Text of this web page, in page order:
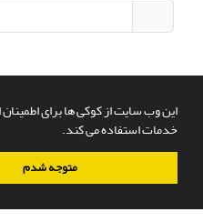
این وب سایت از کوکی ها برای اطمینان
خدمات استفاده می کند.
متوجه شدم